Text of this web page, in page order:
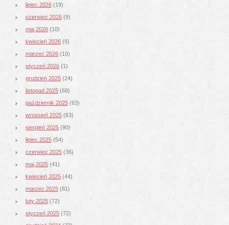
lipiec 2026 (19)
czerwiec 2026 (9)
maj 2026 (10)
kwiecień 2026 (9)
marzec 2026 (10)
styczeń 2026 (1)
grudzień 2025 (24)
listopad 2025 (68)
październik 2025 (63)
wrzesień 2025 (63)
sierpień 2025 (90)
lipiec 2025 (54)
czerwiec 2025 (36)
maj 2025 (41)
kwiecień 2025 (44)
marzec 2025 (81)
luty 2025 (72)
styczeń 2025 (72)